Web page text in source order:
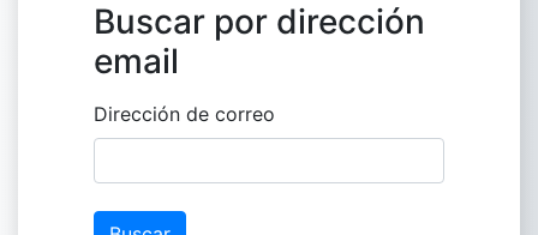
Buscar por dirección email
Buscar por dirección
email
Dirección de correo